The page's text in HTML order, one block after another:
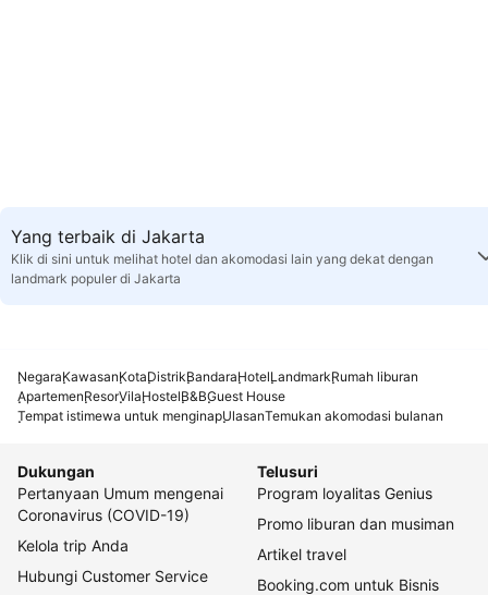
Yang terbaik di Jakarta
Klik di sini untuk melihat hotel dan akomodasi lain yang dekat dengan
landmark populer di Jakarta
NegaraKawasanKotaDistrikBandaraHotelLandmarkRumah liburan
ApartemenResorVilaHostelB&BGuest House
Tempat istimewa untuk menginapUlasanTemukan akomodasi bulanan
Dukungan
Pertanyaan Umum mengenai
Coronavirus (COVID-19)
Kelola trip Anda
Hubungi Customer Service
Telusuri
Program loyalitas Genius
Promo liburan dan musiman
Artikel travel
Booking.com untuk Bisnis